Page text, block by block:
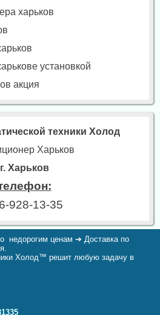
харьков
установкой
акция
техники Холод
Харьков
г. Харьков
928-13-35
недорогим ценам ➔ Доставка по
Холод™ решит любую задачу в